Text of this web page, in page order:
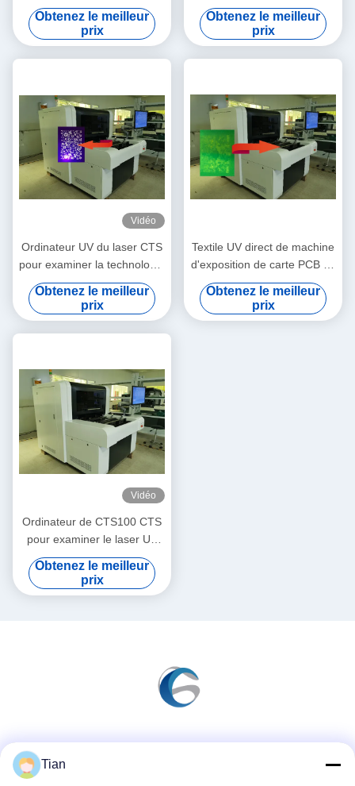
précision 900x1000mm de
textile
Obtenez le meilleur
prix
machine
Obtenez le meilleur
prix
Vidéo
Ordinateur UV du laser CTS
pour examiner la technologie
de DLP de DMD
Obtenez le meilleur
prix
Textile UV direct de machine
d'exposition de carte PCB du
laser ISO9001
Obtenez le meilleur
prix
Vidéo
Ordinateur de CTS100 CTS
pour examiner le laser UV
400nm-410nm
Obtenez le meilleur
prix
Tian